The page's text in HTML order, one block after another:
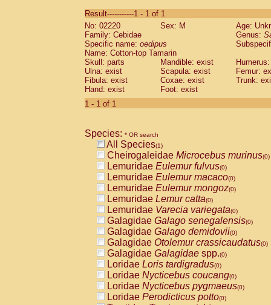
CebidaeSaguinus labiatus(0)
Cebidae Saguinus leucopus (0)
Cebidae
CebidaeSaguinus mystax
Cebidae Saguinus nigricollis (0)
Cebidae Saguinus oedipus
Cebidae Saguinus weddelli
Cebidae Saguinusspp.
Cebidae
CebidaeCebus capucinus
CebidaeCebus nigrivittatus
CebidaeCebus spp.(0)
CebidaeSaimiri boliviensis(0)
CebidaeSaimiri sciureus(0)
AtelidaeAlouatta caraya(0)
AtelidaeAlouatta fusca(0)
AtelidaeAlouatta seniculus(0)
AtelidaeAlouattaspp.(0)
AtelidaeAteles belzebuth(0)
AtelidaeAteles geoffroyi(0)
AtelidaeAteles paniscus(0)
AtelidaeAtelesspp.(0)
AtelidaeLagothrix lagothricha(0)
AtelidaeLagothrix lagothricha cana
PitheciidaeCacajao calvus
Result-----------1 - 1 of 1
No: 02220
Sex: M
Age:
Family: Cebidae
Genus:
Specific name: oedipus
Name: Cotton-top Tamarin
Skull: parts
Mandible: exist
Ulna: exist
Scapula: exist
Femur:
Fibula: exist
Coxae: exist
Trunk:
Hand: exist
Foot: exist
1 - 1 of 1
Species: * OR search
All Species(1)
Cheirogaleidae Microcebus murinus(0)
Lemuridae Eulemur fulvus(0)
Lemuridae Eulemur macaco(0)
Lemuridae Eulemur mongoz(0)
Lemuridae Lemur catta(0)
Lemuridae Varecia variegata(0)
Galagidae Galago senegalensis(0)
Galagidae Galago demidovii(0)
Galagidae Otolemur crassicaudatus(0)
Galagidae Galagidae spp.(0)
Loridae Loris tardigradus(0)
Loridae Nycticebus coucang(0)
Loridae Nycticebus pygmaeus(0)
Loridae Perodicticus potto(0)